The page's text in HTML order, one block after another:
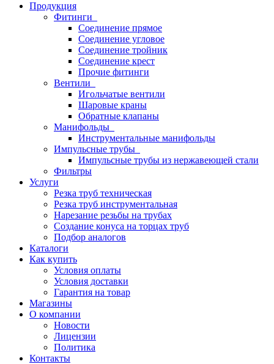
Продукция
Фитинги
Соединение прямое
Соединение угловое
Соединение тройник
Соединение крест
Прочие фитинги
Вентили
Игольчатые вентили
Шаровые краны
Обратные клапаны
Манифольды
Инструментальные манифольды
Импульсные трубы
Импульсные трубы из нержавеющей стали
Фильтры
Услуги
Резка труб техническая
Резка труб инструментальная
Нарезание резьбы на трубах
Создание конуса на торцах труб
Подбор аналогов
Каталоги
Как купить
Условия оплаты
Условия доставки
Гарантия на товар
Магазины
О компании
Новости
Лицензии
Политика
Контакты